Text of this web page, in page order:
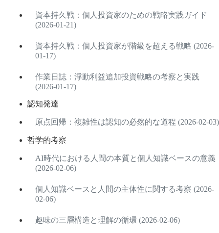
資本持久戦：個人投資家のための戦略実践ガイド
(2026-01-21)
資本持久戦：個人投資家が階級を超える戦略 (2026-
01-17)
作業日誌：浮動利益追加投資戦略の考察と実践
(2026-01-17)
認知発達
原点回帰：複雑性は認知の必然的な道程 (2026-02-03)
哲学的考察
AI時代における人間の本質と個人知識ベースの意義
(2026-02-06)
個人知識ベースと人間の主体性に関する考察 (2026-
02-06)
趣味の三層構造と理解の循環 (2026-02-06)